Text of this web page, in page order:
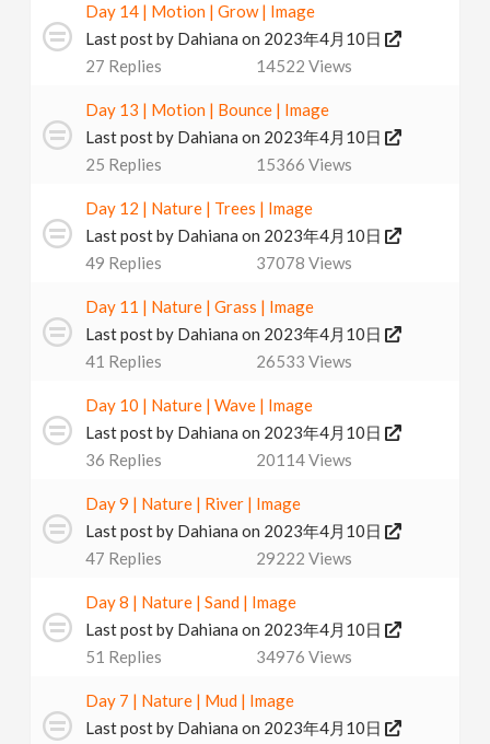
Day 14 | Motion | Grow | Image
Last post by Dahiana on 2023年4月10日
27 Replies 14522 Views
Day 13 | Motion | Bounce | Image
Last post by Dahiana on 2023年4月10日
25 Replies 15366 Views
Day 12 | Nature | Trees | Image
Last post by Dahiana on 2023年4月10日
49 Replies 37078 Views
Day 11 | Nature | Grass | Image
Last post by Dahiana on 2023年4月10日
41 Replies 26533 Views
Day 10 | Nature | Wave | Image
Last post by Dahiana on 2023年4月10日
36 Replies 20114Views
Day 9 | Nature | River | Image
Last post by Dahiana on 2023年4月10日
47 Replies 29222 Views
Day 8 | Nature | Sand | Image
Last post by Dahiana on 2023年4月10日
51 Replies 34976 Views
Day 7 | Nature | Mud | Image
Last post by Dahiana on 2023年4月10日